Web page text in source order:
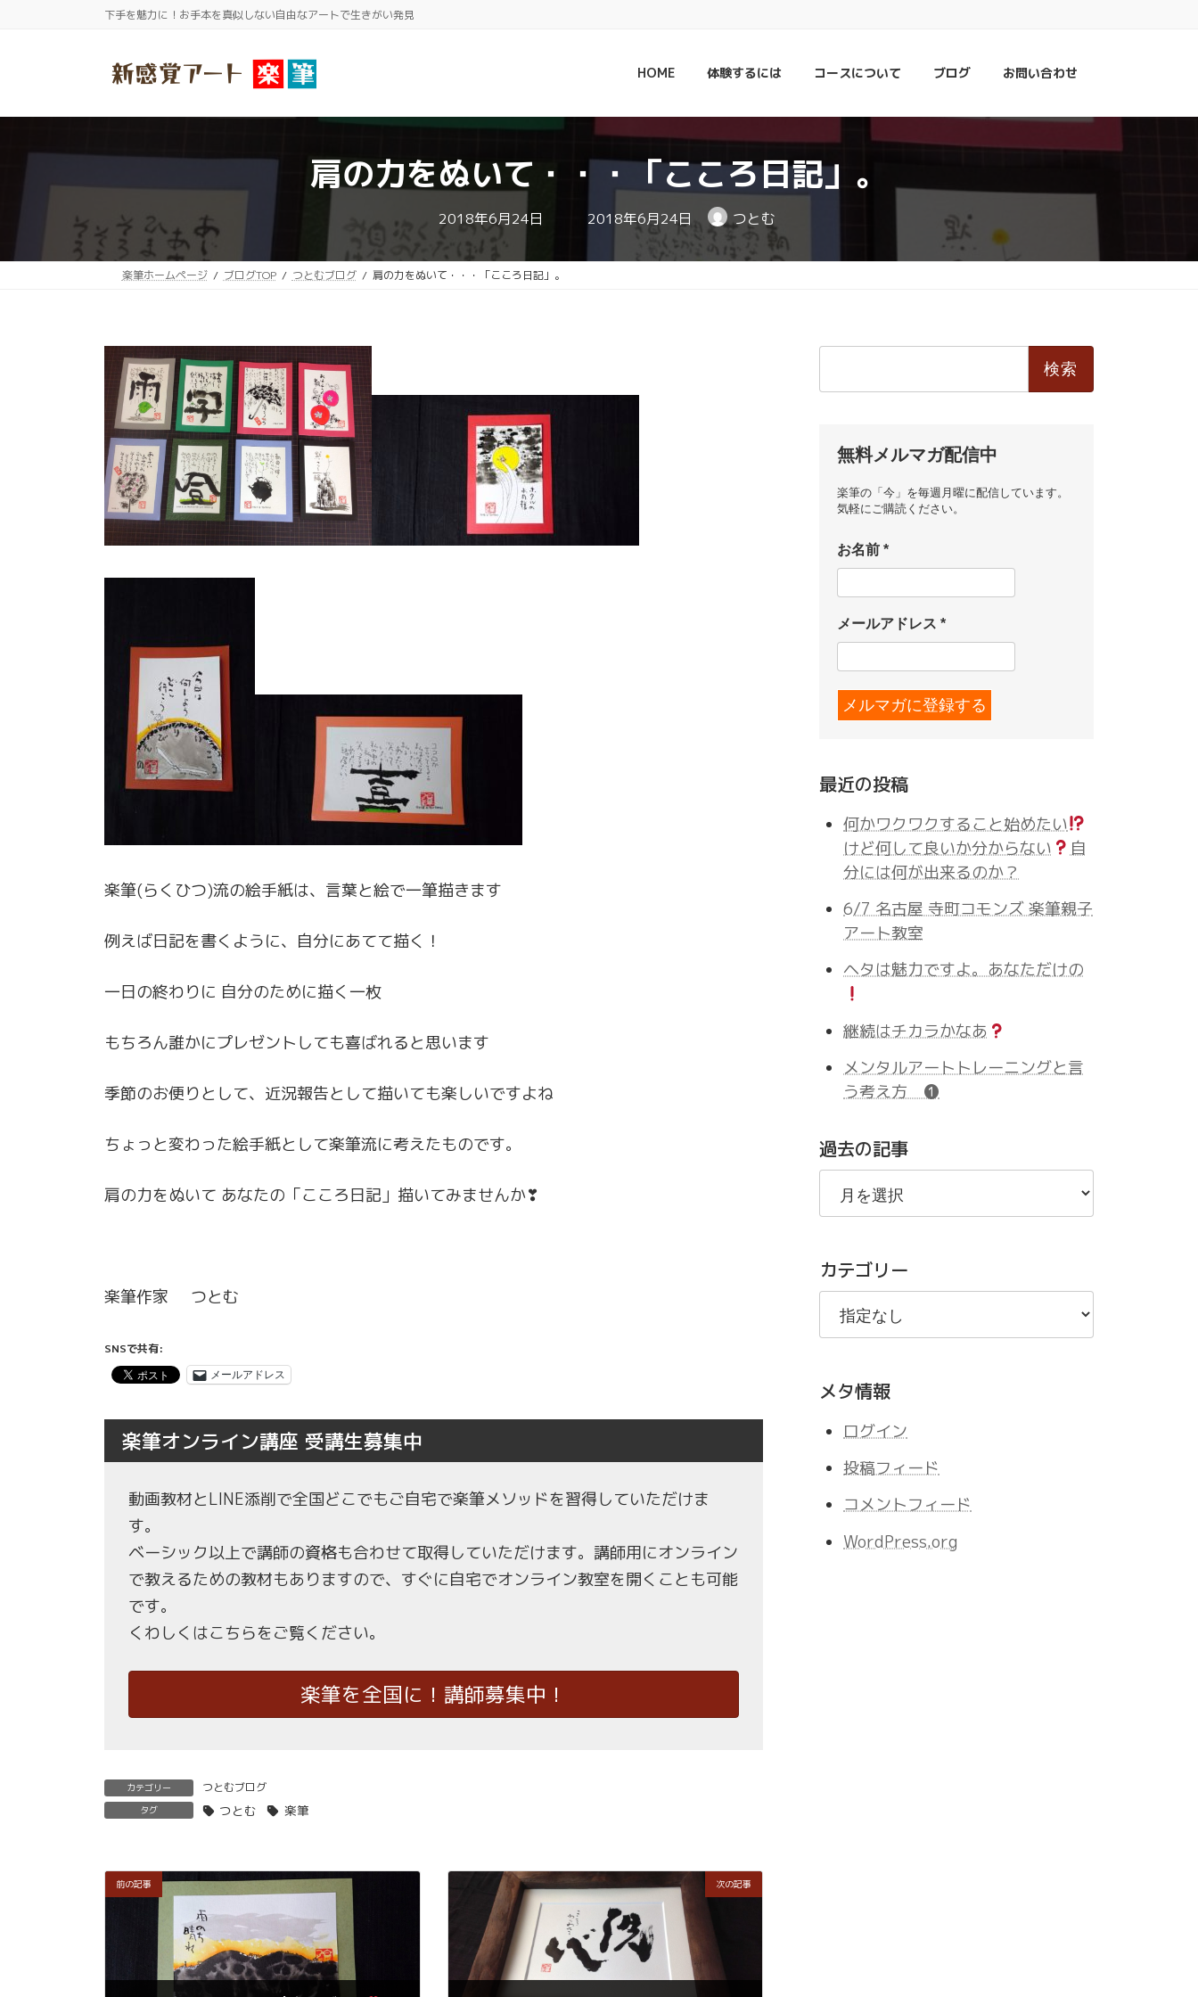
下手を魅力に！お手本を真似しない自由なアートで生きがい発見
HOME 体験するには コースについて ブログ お問い合わせ
肩の力をぬいて・・・「こころ日記」。
2018年6月24日 最
終
日
2018年6月24日 つとむ
楽筆ホームページ ブログTOP つとむブログ 肩の力をぬいて・・・「こころ日記」。
楽筆(らくひつ)流の絵手紙は、言葉と絵で一筆描きます
例えば日記を書くように、自分にあてて描く！
一日の終わりに 自分のために描く一枚
もちろん誰かにプレゼントしても喜ばれると思います
季節のお便りとして、近況報告として描いても楽しいですよね
ちょっと変わった絵手紙として楽筆流に考えたものです。
肩の力をぬいて あなたの「こころ日記」描いてみませんか❣
楽筆作家 つとむ
SNSで共有:
メールアドレス
楽筆オンライン講座 受講生募集中
動画教材とLINE添削で全国どこでもご自宅で楽筆メソッドを習得していただけま
す。
ベーシック以上で講師の資格も合わせて取得していただけます。講師用にオンライン
で教えるための教材もありますので、すぐに自宅でオンライン教室を開くことも可能
です。
くわしくはこちらをご覧ください。
楽筆を全国に！講師募集中！
カテゴリー つとむブログ
タグ つとむ 楽筆
前の記事 次の記事
無料メルマガ配信中
楽筆の「今」を毎週月曜に配信しています。
気軽にご購読ください。
お名前*
メールアドレス*
最近の投稿
何かワクワクすること始めたい
けど何して良いか分からない
自
分には何が出来るのか？
6/7 名古屋 寺町コモンズ 楽筆親子
アート教室
ヘタは魅力ですよ。あなただけの
継続はチカラかなあ
メンタルアートトレーニングと言
う考え方 ❶
過去の記事
過
の
事
カテゴリー
メタ情報
ログイン
投稿フィード
コメントフィード
WordPress.org